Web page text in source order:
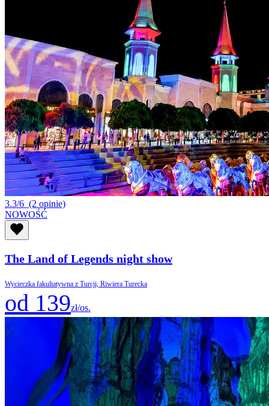
3.3/6 (2 opinie)
NOWOŚĆ
The Land of Legends night show
Wycieczka fakultatywna z Turcji, Riwiera Turecka
od 139zł/os.